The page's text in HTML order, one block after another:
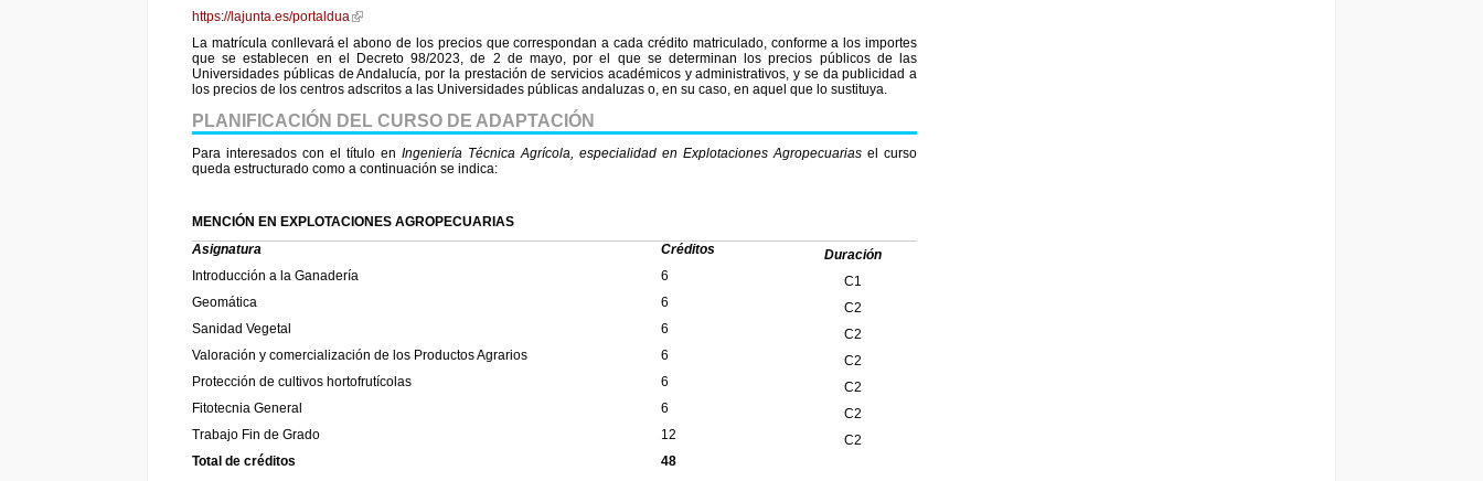
https://lajunta.es/portaldua
La matrícula conllevará el abono de los precios que correspondan a cada crédito matriculado, conforme a los importes
que se establecen en el Decreto 98/2023, de 2 de mayo, por el que se determinan los precios públicos de las
Universidades públicas de Andalucía, por la prestación de servicios académicos y administrativos, y se da publicidad a
los precios de los centros adscritos a las Universidades públicas andaluzas o, en su caso, en aquel que lo sustituya.
PLANIFICACIÓN DEL CURSO DE ADAPTACIÓN
Para interesados con el título en Ingeniería Técnica Agrícola, especialidad en Explotaciones Agropecuarias el curso
queda estructurado como a continuación se indica:
MENCIÓN EN EXPLOTACIONES AGROPECUARIAS
Asignatura
Créditos
Duración
Introducción a la Ganadería
6
C1
Geomática
6
C2
Sanidad Vegetal
6
C2
Valoración y comercialización de los Productos Agrarios
6
C2
Protección de cultivos hortofrutícolas
6
C2
Fitotecnia General
6
C2
Trabajo Fin de Grado
12
C2
Total de créditos
48